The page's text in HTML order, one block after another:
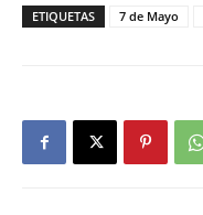
ETIQUETAS 7 de Mayo